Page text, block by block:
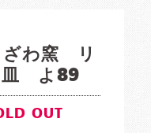
ざわ窯 リ
皿 よ89
OUT